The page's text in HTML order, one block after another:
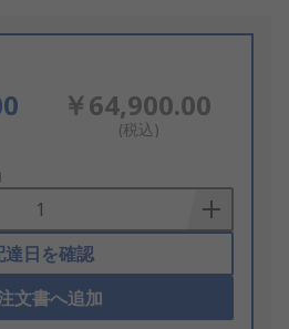
￥64,900.00
(税込)
達日を確認
文書へ追加